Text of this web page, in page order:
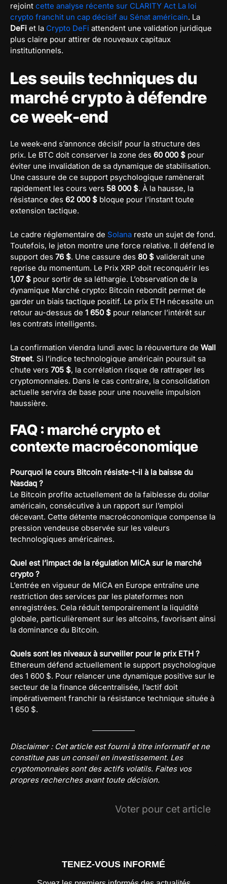
rejoint cette analyse récente sur CLARITY Act La loi
crypto franchit un cap décisif au Sénat américain. La
DeFi et la Crypto DeFi attendent une validation juridique
plus claire pour attirer de nouveaux capitaux
institutionnels.
Les seuils techniques du
marché crypto à défendre
ce week-end
Le week-end s’annonce décisif pour la structure des
prix. Le BTC doit conserver la zone des 60 000 $ pour
éviter une invalidation de sa dynamique de stabilisation.
Une cassure de ce support psychologique ramènerait
rapidement les cours vers 58 000 $. À la hausse, la
résistance des 62 000 $ bloque pour l’instant toute
extension tactique.
Le cadre réglementaire de Solana reste un sujet de fond.
Toutefois, le jeton montre une force relative. Il défend le
support des 76 $. Une cassure des 80 $ validerait une
reprise du momentum. Le Prix XRP doit reconquérir les
1,07 $ pour sortir de sa léthargie. L’observation de la
dynamique Marché crypto: Bitcoin rebondit permet de
garder un biais tactique positif. Le prix ETH nécessite un
retour au-dessus de 1 650 $ pour relancer l’intérêt sur
les contrats intelligents.
La confirmation viendra lundi avec la réouverture de Wall
Street. Si l’indice technologique américain poursuit sa
chute vers 705 $, la corrélation risque de rattraper les
cryptomonnaies. Dans le cas contraire, la consolidation
actuelle servira de base pour une nouvelle impulsion
haussière.
FAQ : marché crypto et
contexte macroéconomique
Pourquoi le cours Bitcoin résiste-t-il à la baisse du
Nasdaq ?
Le Bitcoin profite actuellement de la faiblesse du dollar
américain, consécutive à un rapport sur l’emploi
décevant. Cette détente macroéconomique compense la
pression vendeuse observée sur les valeurs
technologiques américaines.
Quel est l’impact de la régulation MiCA sur le marché
crypto ?
L’entrée en vigueur de MiCA en Europe entraîne une
restriction des services par les plateformes non
enregistrées. Cela réduit temporairement la liquidité
globale, particulièrement sur les altcoins, favorisant ainsi
la dominance du Bitcoin.
Quels sont les niveaux à surveiller pour le prix ETH ?
Ethereum défend actuellement le support psychologique
des 1 600 $. Pour relancer une dynamique positive sur le
secteur de la finance décentralisée, l’actif doit
impérativement franchir la résistance technique située à
1 650 $.
Disclaimer : Cet article est fourni à titre informatif et ne
constitue pas un conseil en investissement. Les
cryptomonnaies sont des actifs volatils. Faites vos
propres recherches avant toute décision.
Voter pour cet article
TENEZ-VOUS INFORMÉ